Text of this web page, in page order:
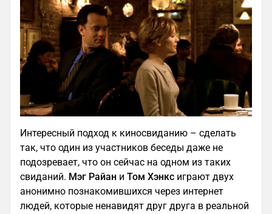
Интересный подход к киносвиданию – сделать
так, что один из участников беседы даже не
подозревает, что он сейчас на одном из таких
свиданий. Мэг Райан и Том Хэнкс играют двух
анонимно познакомившихся через интернет
людей, которые ненавидят друг друга в реальной